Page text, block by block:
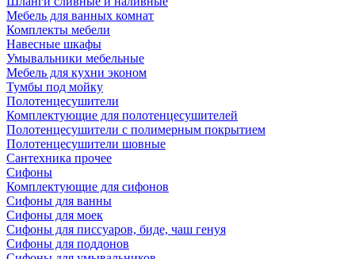
Мебель для ванных комнат
Комплекты мебели
Навесные шкафы
Умывальники мебельные
Мебель для кухни эконом
Тумбы под мойку
Полотенцесушители
Комплектующие для полотенцесушителей
Полотенцесушители с полимерным покрытием
Полотенцесушители шовные
Сантехника прочее
Сифоны
Комплектующие для сифонов
Сифоны для ванны
Сифоны для моек
Сифоны для писсуаров, биде, чаш генуя
Сифоны для поддонов